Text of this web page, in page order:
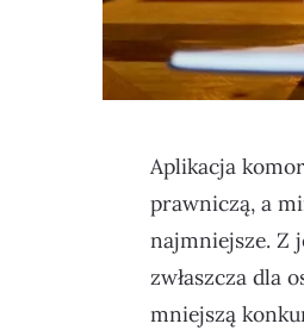
Aplikacja
prawniczą, a
najmniejsze. Z
zwłaszcza dla
mniejszą